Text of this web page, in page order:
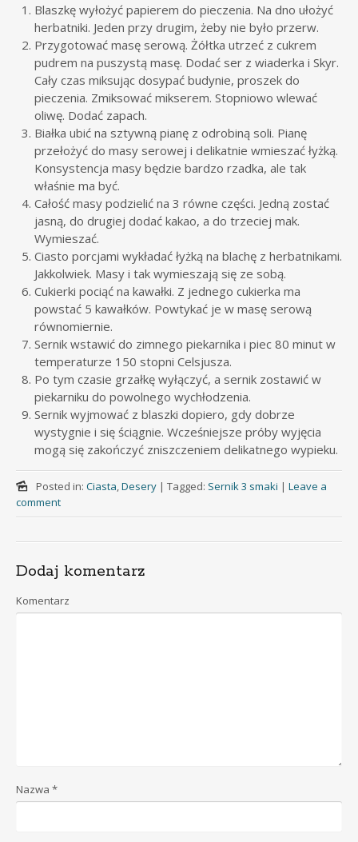
Blaszkę wyłożyć papierem do pieczenia. Na dno ułożyć
herbatniki. Jeden przy drugim, żeby nie było przerw.
Przygotować masę serową. Żółtka utrzeć z cukrem
pudrem na puszystą masę. Dodać ser z wiaderka i Skyr.
Cały czas miksując dosypać budynie, proszek do
pieczenia. Zmiksować mikserem. Stopniowo wlewać
oliwę. Dodać zapach.
Białka ubić na sztywną pianę z odrobiną soli. Pianę
przełożyć do masy serowej i delikatnie wmieszać łyżką.
Konsystencja masy będzie bardzo rzadka, ale tak
właśnie ma być.
Całość masy podzielić na 3 równe części. Jedną zostać
jasną, do drugiej dodać kakao, a do trzeciej mak.
Wymieszać.
Ciasto porcjami wykładać łyżką na blachę z herbatnikami.
Jakkolwiek. Masy i tak wymieszają się ze sobą.
Cukierki pociąć na kawałki. Z jednego cukierka ma
powstać 5 kawałków. Powtykać je w masę serową
równomiernie.
Sernik wstawić do zimnego piekarnika i piec 80 minut w
temperaturze 150 stopni Celsjusza.
Po tym czasie grzałkę wyłączyć, a sernik zostawić w
piekarniku do powolnego wychłodzenia.
Sernik wyjmować z blaszki dopiero, gdy dobrze
wystygnie i się ściągnie. Wcześniejsze próby wyjęcia
mogą się zakończyć zniszczeniem delikatnego wypieku.
Posted in: Ciasta,Desery | Tagged: Sernik 3 smaki | Leave a
comment
Dodaj komentarz
Komentarz
Nazwa *